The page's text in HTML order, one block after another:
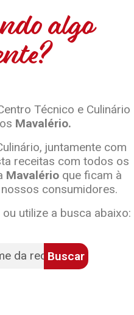
algo
Técnico e Culinário
Mavalério.
juntamente com
receitas com todos os
Mavalério que ficam à
consumidores.
ou utilize a busca abaixo:
Buscar